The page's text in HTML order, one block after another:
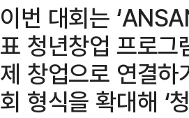
이번 대회는
표 청년창업 프로
제 창업으로 연결
회 형식을 확대해 ‘